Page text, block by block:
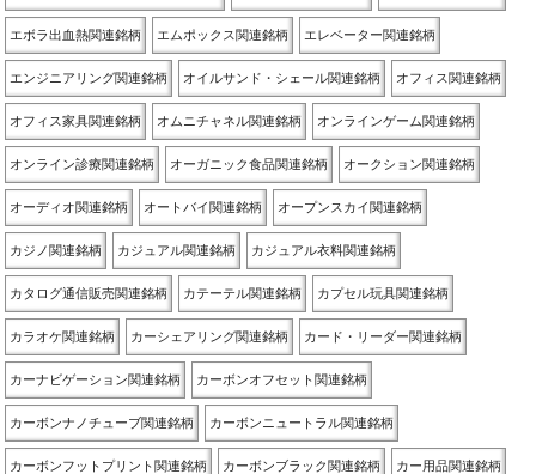
エボラ出血熱関連銘柄 エムポックス関連銘柄 エレベーター関連銘柄
エンジニアリング関連銘柄 オイルサンド・シェール関連銘柄 オフィス関連銘柄
オフィス家具関連銘柄 オムニチャネル関連銘柄 オンラインゲーム関連銘柄
オンライン診療関連銘柄 オーガニック食品関連銘柄 オークション関連銘柄
オーディオ関連銘柄 オートバイ関連銘柄 オープンスカイ関連銘柄
カジノ関連銘柄 カジュアル関連銘柄 カジュアル衣料関連銘柄
カタログ通信販売関連銘柄 カテーテル関連銘柄 カプセル玩具関連銘柄
カラオケ関連銘柄 カーシェアリング関連銘柄 カード・リーダー関連銘柄
カーナビゲーション関連銘柄 カーボンオフセット関連銘柄
カーボンナノチューブ関連銘柄 カーボンニュートラル関連銘柄
カーボンフットプリント関連銘柄 カーボンブラック関連銘柄 カー用品関連銘柄